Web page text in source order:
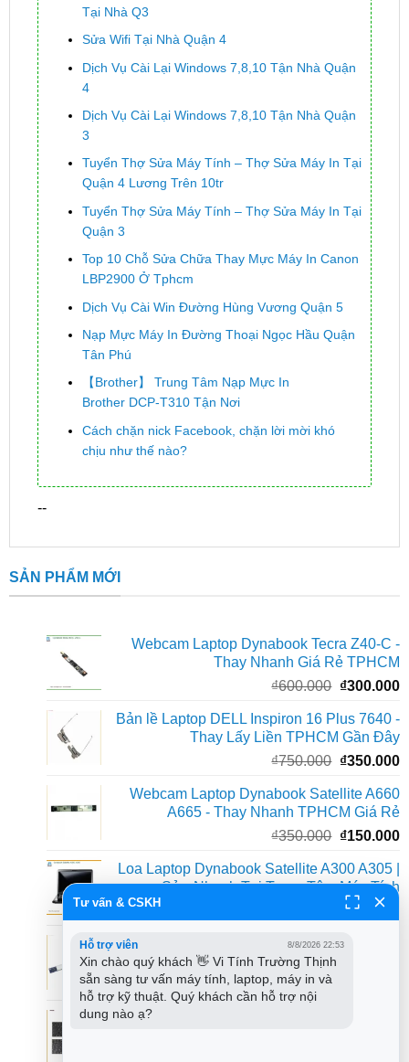
Tại Nhà Q3
Sửa Wifi Tại Nhà Quận 4
Dịch Vụ Cài Lại Windows 7,8,10 Tận Nhà Quận
4
Dịch Vụ Cài Lại Windows 7,8,10 Tận Nhà Quận
3
Tuyển Thợ Sửa Máy Tính – Thợ Sửa Máy In Tại
Quận 4 Lương Trên 10tr
Tuyển Thợ Sửa Máy Tính – Thợ Sửa Máy In Tại
Quận 3
Top 10 Chỗ Sửa Chữa Thay Mực Máy In Canon
LBP2900 Ở Tphcm
Dịch Vụ Cài Win Đường Hùng Vương Quận 5
Nạp Mực Máy In Đường Thoại Ngọc Hầu Quận
Tân Phú
【Brother】 Trung Tâm Nạp Mực In
Brother DCP-T310 Tận Nơi
Cách chặn nick Facebook, chặn lời mời khó
chịu như thế nào?
--
SẢN PHẨM MỚI
Webcam Laptop Dynabook Tecra Z40-C -
Thay Nhanh Giá Rẻ TPHCM
₫600.000 Giá
là:
₫600.000.
₫300.000
Bản lề Laptop DELL Inspiron 16 Plus 7640 -
Thay Lấy Liền TPHCM Gần Đây
₫750.000 Giá
là:
₫750.000.
₫350.000
Webcam Laptop Dynabook Satellite A660
A665 - Thay Nhanh TPHCM Giá Rẻ
₫350.000 Giá
là:
₫350.000.
₫150.000
Loa Laptop Dynabook Satellite A300 A305 |
Sửa Nhanh Tại Trung Tâm Máy Tính
300
Giá
₫150
Webcam Acer Aspire 5 A514-53 - Thay Lắp
Nhanh Tại Shop TPHCM
₫
Bàn phím MacBook Pro A1989 A1990 -
Tư vấn & CSKH
Hỗ trợ viên 8/8/2026 22:53
Xin chào quý khách 👋 Vi Tính Trường Thịnh
sẵn sàng tư vấn máy tính, laptop, máy in và
hỗ trợ kỹ thuật. Quý khách cần hỗ trợ nội
dung nào ạ?